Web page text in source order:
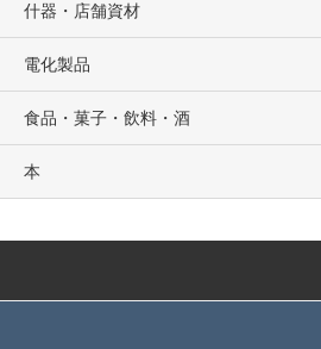
什器・店舗資材
電化製品
食品・菓子・飲料・酒
本